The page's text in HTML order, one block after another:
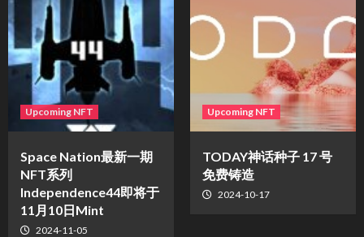
Upcoming NFT
Space Nation最新一期
NFT系列
Independence44即将于
11月10日Mint
2024-11-05
Upcoming NFT
TODAY神话种子 17 号
免费铸造
2024-10-17